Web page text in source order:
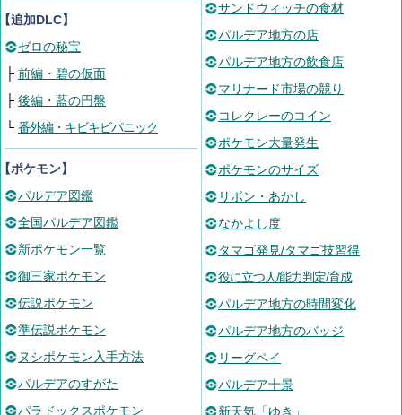
追加DLC】
ゼロの秘宝
├ 前編・碧の仮面
├ 後編・藍の円盤
└ 番外編・キビキビパニック
ポケモン】
パルデア図鑑
全国パルデア図鑑
新ポケモン一覧
御三家ポケモン
伝説ポケモン
準伝説ポケモン
ヌシポケモン入手方法
パルデアのすがた
パラドックスポケモン
サンドウィッチの食材
パルデア地方の店
パルデア地方の飲食店
マリナード市場の競り
コレクレーのコイン
ポケモン大量発生
ポケモンのサイズ
リボン・あかし
なかよし度
タマゴ発見/タマゴ技習得
役に立つ人/能力判定/育成
パルデア地方の時間変化
パルデア地方のバッジ
リーグペイ
パルデア十景
新天気「ゆき」